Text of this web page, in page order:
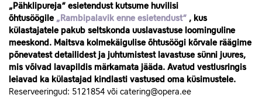
„Pähklipureja“ esietendust kutsume huvilisi
õhtusöögile„Rambipalavik enne esietendust“ , kus
külastajatele pakub seltskonda uuslavastuse loominguline
meeskond. Maitsva kolmekäigulise õhtusöögi kõrvale räägime
põnevatest detailidest ja juhtumistest lavastuse sünni juures,
mis võivad lavapildis märkamata jääda. Avatud vestlusringis
leiavad ka külastajad kindlasti vastused oma küsimustele.
Reserveeringud: 5121854 või catering@opera.ee